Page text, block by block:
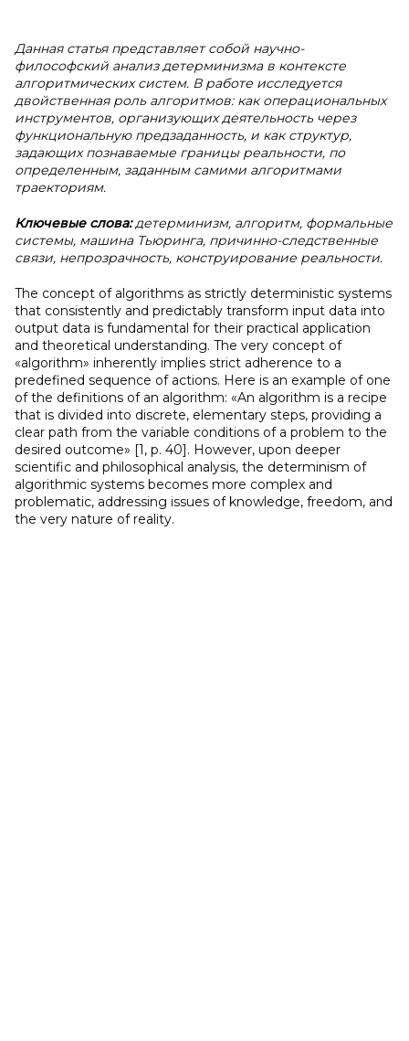
Данная статья представляет собой научно-
философский анализ детерминизма в контексте
алгоритмических систем. В работе исследуется
двойственная роль алгоритмов: как операциональных
инструментов, организующих деятельность через
функциональную предзаданность, и как структур,
задающих познаваемые границы реальности, по
определенным, заданным самими алгоритмами
траекториям.
Ключевые слова:детерминизм, алгоритм, формальные
системы, машина Тьюринга, причинно-следственные
связи, непрозрачность, конструирование реальности.
The concept of algorithms as strictly deterministic systems
that consistently and predictably transform input data into
output data is fundamental for their practical application
and theoretical understanding. The very concept of
«algorithm» inherently implies strict adherence to a
predefined sequence of actions. Here is an example of one
of the definitions of an algorithm: «An algorithm is a recipe
that is divided into discrete, elementary steps, providing a
clear path from the variable conditions of a problem to the
desired outcome» [1, p. 40]. However, upon deeper
scientific and philosophical analysis, the determinism of
algorithmic systems becomes more complex and
problematic, addressing issues of knowledge, freedom, and
the very nature of reality.